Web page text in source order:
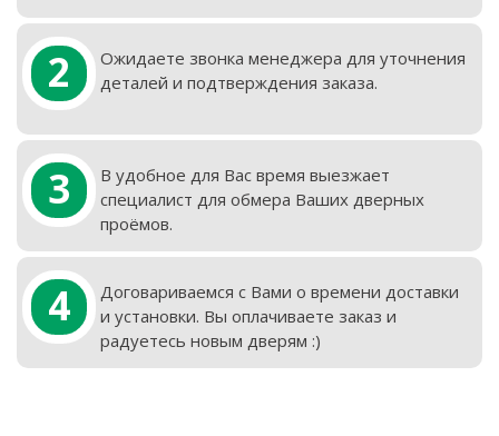
2
Ожидаете звонка менеджера для уточнения
деталей и подтверждения заказа.
3
В удобное для Вас время выезжает
специалист для обмера Ваших дверных
проёмов.
4
Договариваемся с Вами о времени доставки
и установки. Вы оплачиваете заказ и
радуетесь новым дверям :)